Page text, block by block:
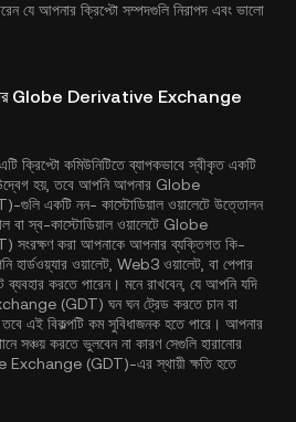
যে আপনার ক্রিপ্টো সম্পদগুলি নিরাপদ এবং ভালো
Globe Derivative Exchange
ক্রিপ্টো কমিউনিটিতে ব্যাপকভাবে স্বীকৃত একটি
উদ্বেগ হয়, তবে আপনি আপনার Globe
একটি নন- কাস্টোডিয়াল ওয়ালেটে উত্তোলন
বা স্ব-কাস্টোডিয়াল ওয়ালেটে Globe
করা আপনাকে আপনার ব্যক্তিগত কি-
হার্ডওয়্যার ওয়ালেট, Web3 ওয়ালেট, বা পেপার
করতে পারেন। মনে রাখবেন, যে আপনি যদি
(GDT) ঘন ঘন ট্রেড করতে চান বা
এই বিকল্পটি কম সুবিধাজনক হতে পারে। আপনার
সঞ্চয় করতে ভুলবেন না কারণ সেগুলি হারানোর
(GDT)-এর স্থায়ী ক্ষতি হতে